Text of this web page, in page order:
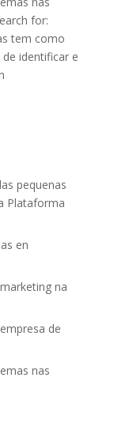
for:
tem como
identificar e
pequenas
Plataforma
en
na
de
nas